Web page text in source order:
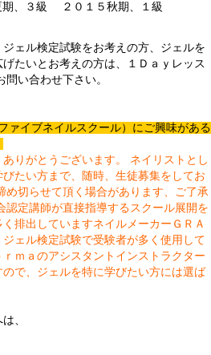
、３級 ２０１５秋期、１級
ェル検定試験をお考えの方、ジェルを
たいとお考えの方は、１Ｄａｙレッス
い合わせ下さい。
ァイブネイルスクール）にご興味がある
りがとうございます。
ネイリストとし
たい方まで、随時、生徒募集をしてお
め切らせて頂く場合があります、ご了承
認定講師が直接指導するスクール展開を
排出していますネイルメーカーＧＲＡ
ェル検定試験で受験者が多く使用して
ｍａのアシスタントインストラクター
で、ジェルを特に学びたい方には選ば
、